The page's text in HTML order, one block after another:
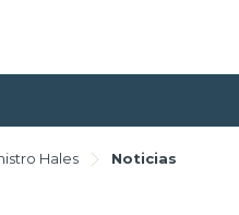
Hales Noticias